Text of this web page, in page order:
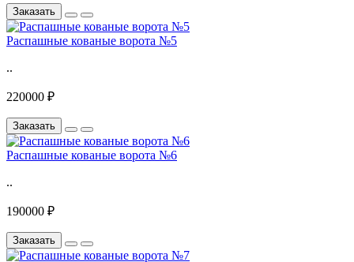
Заказать
Распашные кованые ворота №5
..
220000 ₽
Заказать
Распашные кованые ворота №6
..
190000 ₽
Заказать